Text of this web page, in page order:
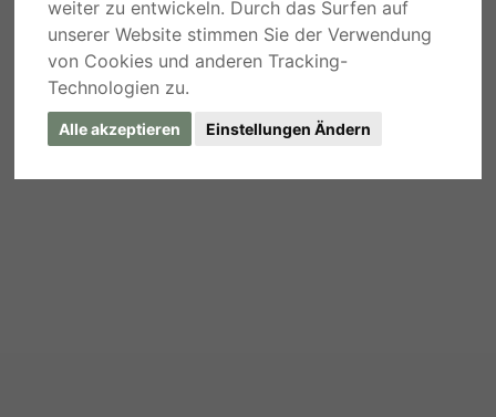
weiter zu entwickeln. Durch das Surfen auf
unserer Website stimmen Sie der Verwendung
von Cookies und anderen Tracking-
Technologien zu.
Alle akzeptieren Einstellungen Ändern